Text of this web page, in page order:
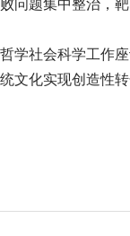
问题集中整治，
学社会科学工作
文化实现创造性转